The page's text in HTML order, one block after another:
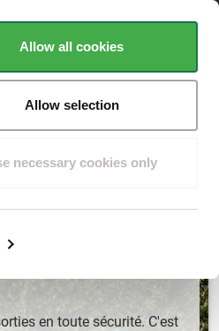
Allow all cookies
Allow selection
necessary cookies only
surplus de 1500 avisTrustpilot
en toute sécurité. C'est